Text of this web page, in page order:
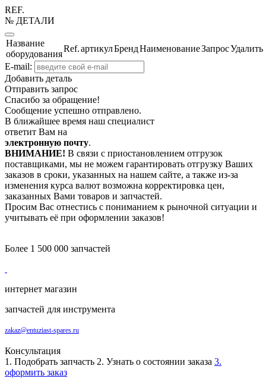
REF.
№ ДЕТАЛИ
Название
оборудования
Ref.артикулБрендНаименованиеЗапросУдалить
E-mail:
Добавить деталь
Отправить запрос
Спасибо за обращение!
Сообщение успешно отправлено.
В ближайшее время наш специалист
ответит Вам на
электронную почту.
ВНИМАНИЕ! В связи с приостановлением отгрузок
поставщиками, мы не можем гарантировать отгрузку Ваших
заказов в сроки, указанных на нашем сайте, а также из-за
изменения курса валют возможна корректировка цен,
заказанных Вами товаров и запчастей.
Просим Вас отнестись с пониманием к рыночной ситуации и
учитывать её при оформлении заказов!
Более 1 500 000 запчастей
интернет магазин
запчастей для инструмента
zakaz@entuziast-spares.ru
Консультация
1. Подобрать запчасть 2. Узнать о состоянии заказа 3.
оформить заказ